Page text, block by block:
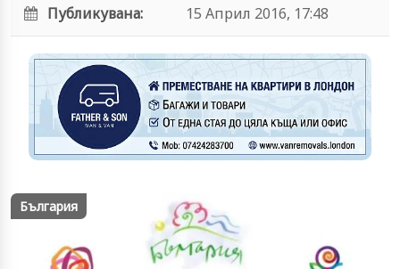
Публикувана:
15 Април 2016, 17:48
България